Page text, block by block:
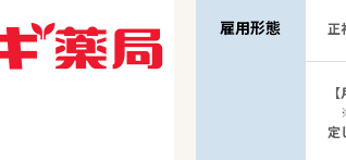
雇用形態 正
定